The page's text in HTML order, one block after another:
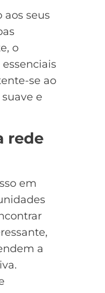
aos seus
o
essenciais
se ao
e
rede
em
a